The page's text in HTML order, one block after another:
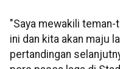
"Saya mewakili teman-
ini dan kita akan maju
pertandingan